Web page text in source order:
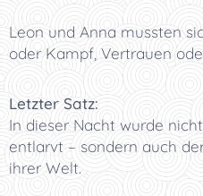
Leon und Anna mussten
oder Kampf, Vertrauen
Letzter Satz:
In dieser Nacht wurde
entlarvt – sondern auch
ihrer Welt.